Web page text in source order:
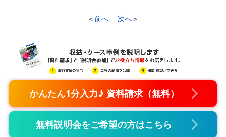
＜前へ 次へ＞
かんたん1分入力♪ 資料請求（無料）
無料説明会をご希望の方はこちら